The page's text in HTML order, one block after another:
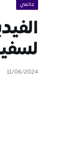
عالمي
11/06/2024